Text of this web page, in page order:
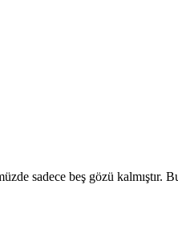
sadece beş gözü kalmıştır.